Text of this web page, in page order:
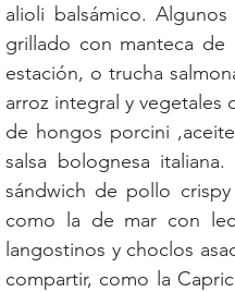
alioli balsámico.
grillado con manteca de
estación, o trucha
arroz integral y vegetales
de hongos porcini
salsa bolognesa
sándwich de pollo
como la de mar con
langostinos y choclos
compartir, como la